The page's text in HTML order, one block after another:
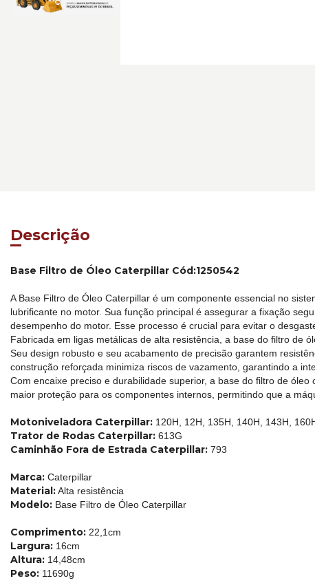
Descrição
Base Filtro de Óleo Caterpillar Cód:1250542
A Base Filtro de Óleo Caterpillar é um componente essencial no
lubrificante no motor. Sua função principal é assegurar a fixação
desempenho do motor. Esse processo é crucial para evitar o
Fabricada em ligas metálicas de alta resistência, a base do filtro de
Seu design robusto e seu acabamento de precisão garantem
construção reforçada minimiza riscos de vazamento, garantindo a
Com encaixe preciso e durabilidade superior, a base do filtro de
maior proteção para os componentes internos, permitindo que a
Motoniveladora Caterpillar: 120H, 12H, 135H, 140H, 143H,
Trator de Rodas Caterpillar: 613G
Caminhão Fora de Estrada Caterpillar: 793
Marca: Caterpillar
Material:Alta resistência
Modelo: Base Filtro de Óleo Caterpillar
Comprimento: 22,1cm
Largura: 16cm
Altura: 14,48cm
Peso: 11690g